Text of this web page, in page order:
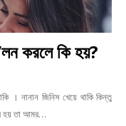
করলে কি হয়?
। নানান জিনিস খেয়ে থাকি কিন্তু
হয় তা আমর…